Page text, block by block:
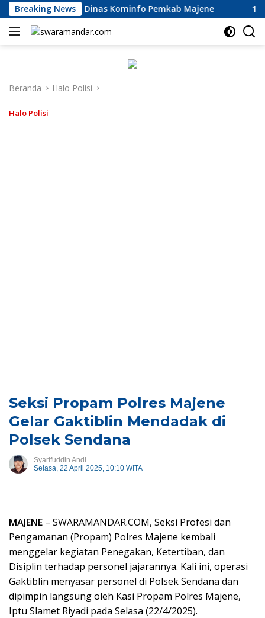
Langsung
ke
konten
Breaking News
Kinerja Dinas Kominfo Pemkab Majene 13
Beranda Halo Polisi
Halo Polisi
Seksi Propam Polres Majene
Gelar Gaktiblin Mendadak di
Polsek Sendana
Syarifuddin Andi
Selasa, 22 April 2025, 10:10 WITA
MAJENE – SWARAMANDAR.COM, Seksi Profesi dan
Pengamanan (Propam) Polres Majene kembali
menggelar kegiatan Penegakan, Ketertiban, dan
Disiplin terhadap personel jajarannya. Kali ini, operasi
Gaktiblin menyasar personel di Polsek Sendana dan
dipimpin langsung oleh Kasi Propam Polres Majene,
Iptu Slamet Riyadi pada Selasa (22/4/2025).